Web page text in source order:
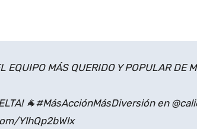
EQUIPO MÁS QUERIDO Y POPULAR DE
🐐#MásAcciónMásDiversión en
YlhQp2bWlx